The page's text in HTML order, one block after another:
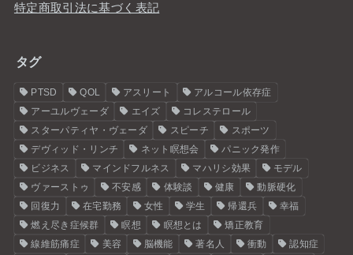
特定商取引法に基づく表記
タグ
PTSD QOL アスリート
アルコール依存症
アーユルヴェーダ
エイズ
コレステロール
スターパティヤ・ヴェーダ
スピーチ
スポーツ
デヴィッド・リンチ
ネット瞑想会
パニック発作
ビジネス
マインドフルネス マハリシ効果
モデル
ヴァーストゥ
不安感 体験談 健康
動脈硬化
回復力
在宅勤務 女性 学生 帰還兵
幸福
燃え尽き症候群
瞑想 瞑想とは
矯正教育
線維筋痛症
美容 脳機能 著名人 衝動 認知症